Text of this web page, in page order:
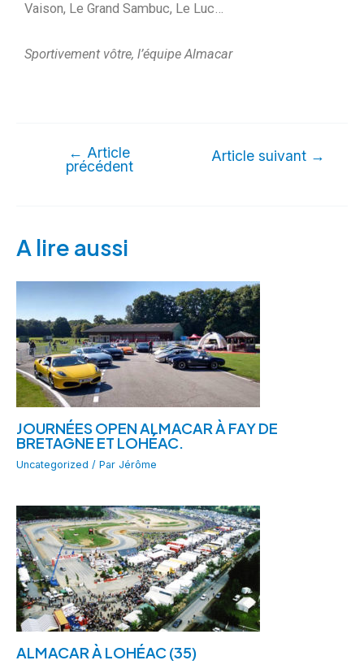
Vaison, Le Grand Sambuc, Le Luc…
Sportivement vôtre, l’équipe Almacar
← Article
précédent
Article suivant →
A lire aussi
JOURNÉES OPEN ALMACAR À FAY DE
BRETAGNE ET LOHÉAC.
Uncategorized / Par Jérôme
ALMACAR À LOHÉAC (35)